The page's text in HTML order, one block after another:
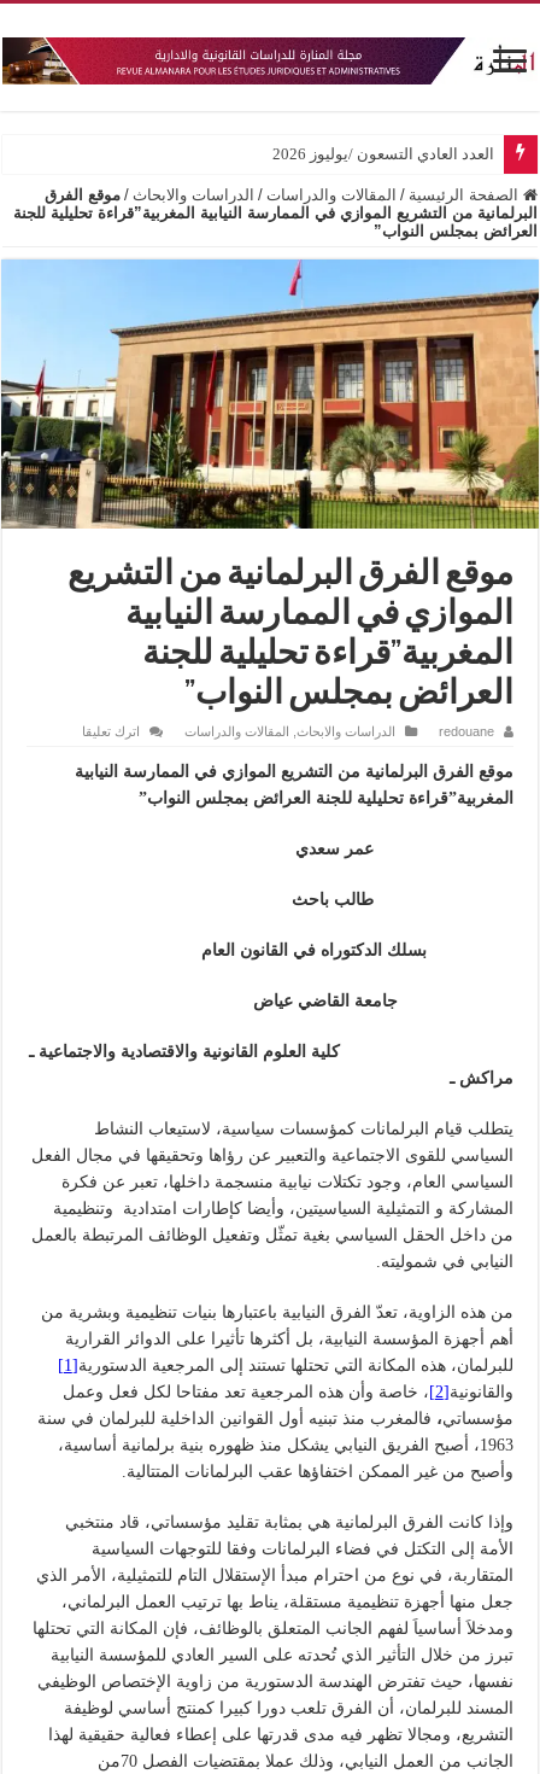
العدد العادي التسعون /يوليوز 2026
الصفحة الرئيسية / المقالات والدراسات / الدراسات والابحاث / موقع الفرق
البرلمانية من التشريع الموازي في الممارسة النيابية المغربية”قراءة تحليلية للجنة
العرائض بمجلس النواب”
موقع الفرق البرلمانية من التشريع
الموازي في الممارسة النيابية
المغربية”قراءة تحليلية للجنة
العرائض بمجلس النواب”
redouane الدراسات والابحاث المقالات والدراسات اترك تعليقا
موقع الفرق البرلمانية من التشريع الموازي في الممارسة النيابية
المغربية”قراءة تحليلية للجنة العرائض بمجلس النواب”
عمر سعدي
طالب باحث
بسلك الدكتوراه في القانون العام
جامعة القاضي عياض
كلية العلوم القانونية والاقتصادية والاجتماعية ـ
مراكش ـ
يتطلب قيام البرلمانات كمؤسسات سياسية، لاستيعاب النشاط
السياسي للقوى الاجتماعية والتعبير عن رؤاها وتحقيقها في مجال الفعل
السياسي العام، وجود تكتلات نيابية منسجمة داخلها، تعبر عن فكرة
المشاركة و التمثيلية السياسيتين، وأيضا كإطارات امتدادية وتنظيمية
من داخل الحقل السياسي بغية تمثّل وتفعيل الوظائف المرتبطة بالعمل
النيابي في شموليته.
من هذه الزاوية، تعدّ الفرق النيابية باعتبارها بنيات تنظيمية وبشرية من
أهم أجهزة المؤسسة النيابية، بل أكثرها تأثيرا على الدوائر القرارية
للبرلمان، هذه المكانة التي تحتلها تستند إلى المرجعية الدستورية [1]
والقانونية [2]
، خاصة وأن هذه المرجعية تعد مفتاحا لكل فعل وعمل
مؤسساتي، فالمغرب منذ تبنيه أول القوانين الداخلية للبرلمان في سنة
1963، أصبح الفريق النيابي يشكل منذ ظهوره بنية برلمانية أساسية،
وأصبح من غير الممكن اختفاؤها عقب البرلمانات المتتالية.
وإذا كانت الفرق البرلمانية هي بمثابة تقليد مؤسساتي، قاد منتخبي
الأمة إلى التكتل في فضاء البرلمانات وفقا للتوجهات السياسية
المتقاربة، في نوع من احترام مبدأ الإستقلال التام للتمثيلية، الأمر الذي
جعل منها أجهزة تنظيمية مستقلة، يناط بها ترتيب العمل البرلماني،
ومدخلاَ أساسياَ لفهم الجانب المتعلق بالوظائف، فإن المكانة التي تحتلها
تبرز من خلال التأثير الذي تُحدته على السير العادي للمؤسسة النيابية
نفسها، حيث تفترض الهندسة الدستورية من زاوية الإختصاص الوظيفي
المسند للبرلمان، أن الفرق تلعب دورا كبيرا كمنتج أساسي لوظيفة
التشريع، ومجالا تظهر فيه مدى قدرتها على إعطاء فعالية حقيقية لهذا
الجانب من العمل النيابي، وذلك عملا بمقتضيات الفصل 70من